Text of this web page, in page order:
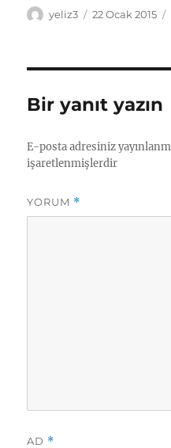
Yazar
yeliz3
Yayın
22 Ocak 2015
Bir yanıt yazın
E-posta adresiniz
işaretlenmişlerdir
YORUM *
AD *